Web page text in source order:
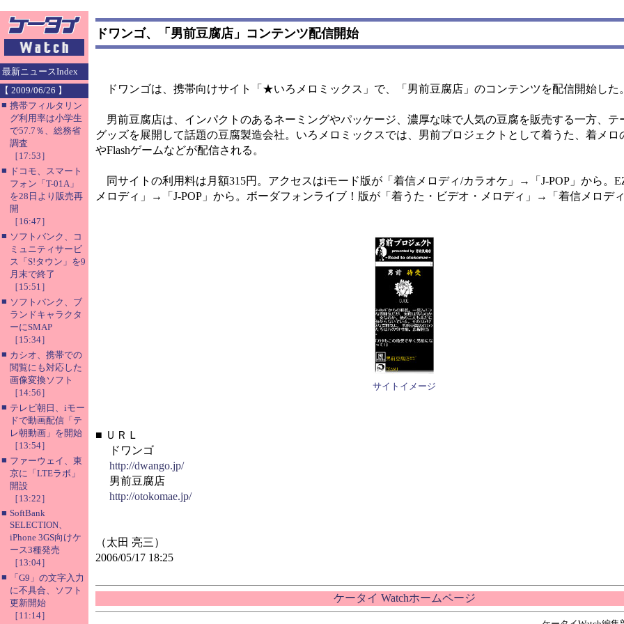
最新ニュースIndex
【 2009/06/26 】
■ 携帯フィルタリン
グ利用率は小学生
で57.7％、総務省
調査
［17:53］
■ ドコモ、スマート
フォン「T-01A」
を28日より販売再
開
［16:47］
■ ソフトバンク、コ
ミュニティサービ
ス「S!タウン」を9
月末で終了
［15:51］
■ ソフトバンク、ブ
ランドキャラクタ
ーにSMAP
［15:34］
■ カシオ、携帯での
閲覧にも対応した
画像変換ソフト
［14:56］
■ テレビ朝日、iモー
ドで動画配信「テ
レ朝動画」を開始
［13:54］
■ ファーウェイ、東
京に「LTEラボ」
開設
［13:22］
■ SoftBank
SELECTION、
iPhone 3GS向けケ
ース3種発売
［13:04］
■
「G9」の文字入力
に不具合、ソフト
更新開始
［11:14］
ドワンゴ、「男前豆腐店」コンテンツ配信開始
ドワンゴは、携帯向けサイト「★いろメロミックス」で、「男前豆腐店」のコンテンツを配信開始した。
男前豆腐店は、インパクトのあるネーミングやパッケージ、濃厚な味で人気の豆腐を販売する一方、テ
グッズを展開して話題の豆腐製造会社。いろメロミックスでは、男前プロジェクトとして着うた、着メロ
やFlashゲームなどが配信される。
同サイトの利用料は月額315円。アクセスはiモード版が「着信メロディ/カラオケ」→「J-POP」から。
メロディ」→「J-POP」から。ボーダフォンライブ！版が「着うた・ビデオ・メロディ」→「着信メロディ
サイトイメージ
■ ＵＲＬ
ドワンゴ
http://dwango.jp/
男前豆腐店
http://otokomae.jp/
（太田 亮三）
2006/05/17 18:25
ケータイ Watchホームページ